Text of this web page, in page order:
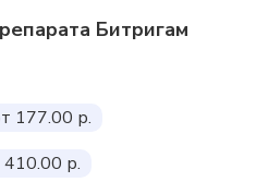
Битригам
177.00 р.
410.00 р.